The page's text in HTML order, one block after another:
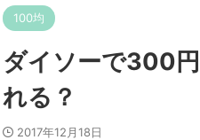
100均
ダイソーで300
れる？
2017年12月18日